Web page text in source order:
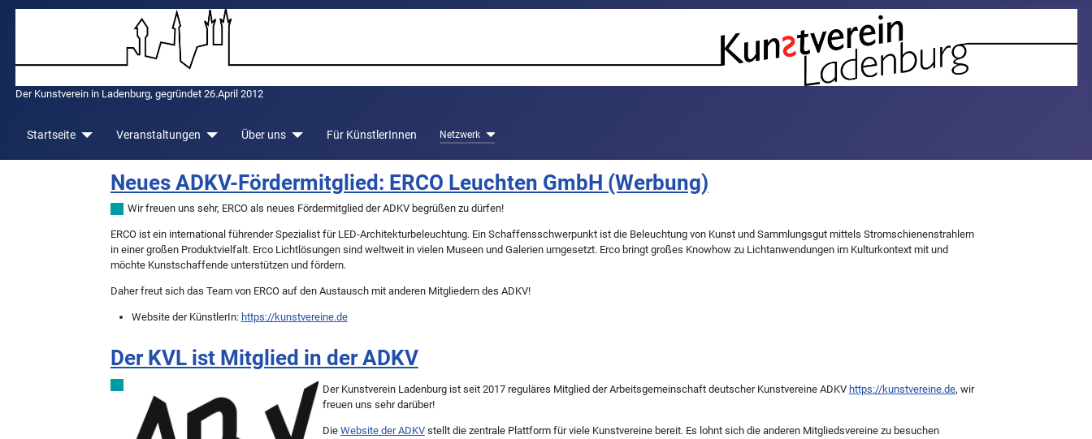
Der Kunstverein in Ladenburg, gegründet 26.April 2012
Startseite Veranstaltungen Über uns Für KünstlerInnen Netzwerk
Neues ADKV-Fördermitglied: ERCO Leuchten GmbH (Werbung)
Wir freuen uns sehr, ERCO als neues Fördermitglied der ADKV begrüßen zu dürfen!
ERCO ist ein international führender Spezialist für LED-Architekturbeleuchtung. Ein Schaffensschwerpunkt ist die Beleuchtung von Kunst und Sammlungsgut mittels Stromschienenstrahlern
in einer großen Produktvielfalt. Erco Lichtlösungen sind weltweit in vielen Museen und Galerien umgesetzt. Erco bringt großes Knowhow zu Lichtanwendungen im Kulturkontext mit und
möchte Kunstschaffende unterstützen und fördern.
Daher freut sich das Team von ERCO auf den Austausch mit anderen Mitgliedern des ADKV!
Website der KünstlerIn: https://kunstvereine.de
Der KVL ist Mitglied in der ADKV
Der Kunstverein Ladenburg ist seit 2017 reguläres Mitglied der Arbeitsgemeinschaft deutscher Kunstvereine ADKV https://kunstvereine.de, wir
freuen uns sehr darüber!
Die Website der ADKVstellt die zentrale Plattform für viele Kunstvereine bereit. Es lohnt sich die anderen Mitgliedsvereine zu besuchen